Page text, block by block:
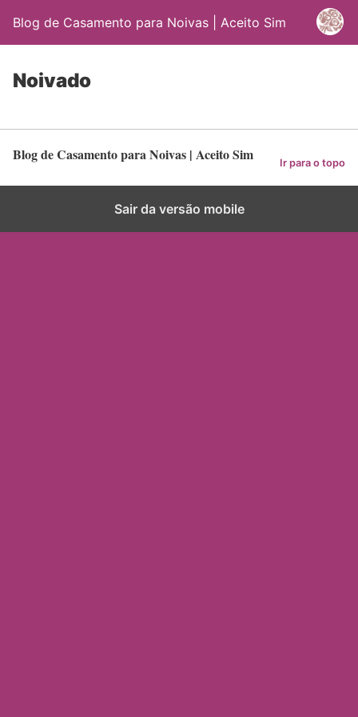
Blog de Casamento para Noivas | Aceito Sim
Noivado
Blog de Casamento para Noivas | Aceito Sim Ir para o topo
Sair da versão mobile